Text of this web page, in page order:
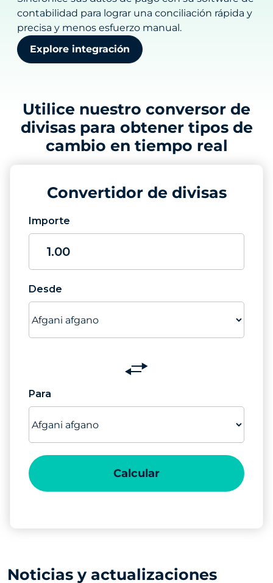
contabilidad para lograr una conciliación rápida y
precisa y menos esfuerzo manual.
Explore integración
Utilice nuestro conversor de
divisas para obtener tipos de
cambio en tiempo real
Convertidor de divisas
Importe
Desde
Para
Calcular
Noticias y actualizaciones